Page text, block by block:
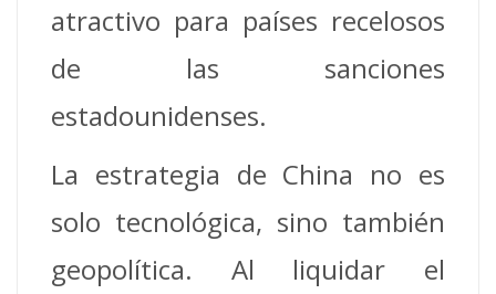
atractivo para países recelosos
de las sanciones
estadounidenses.
La estrategia de China no es
solo tecnológica, sino también
geopolítica. Al liquidar el